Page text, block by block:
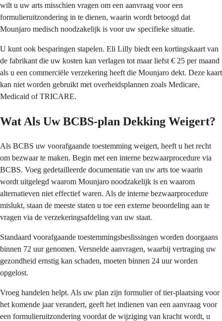
wilt u uw arts misschien vragen om een aanvraag voor een
formulieruitzondering in te dienen, waarin wordt betoogd dat
Mounjaro medisch noodzakelijk is voor uw specifieke situatie.
U kunt ook besparingen stapelen. Eli Lilly biedt een kortingskaart van
de fabrikant die uw kosten kan verlagen tot maar liefst € 25 per maand
als u een commerciële verzekering heeft die Mounjaro dekt. Deze kaart
kan niet worden gebruikt met overheidsplannen zoals Medicare,
Medicaid of TRICARE.
Wat Als Uw BCBS-plan Dekking Weigert?
Als BCBS uw voorafgaande toestemming weigert, heeft u het recht
om bezwaar te maken. Begin met een interne bezwaarprocedure via
BCBS. Voeg gedetailleerde documentatie van uw arts toe waarin
wordt uitgelegd waarom Mounjaro noodzakelijk is en waarom
alternatieven niet effectief waren. Als de interne bezwaarprocedure
mislukt, staan de meeste staten u toe een externe beoordeling aan te
vragen via de verzekeringsafdeling van uw staat.
Standaard voorafgaande toestemmingsbeslissingen worden doorgaans
binnen 72 uur genomen. Versnelde aanvragen, waarbij vertraging uw
gezondheid ernstig kan schaden, moeten binnen 24 uur worden
opgelost.
Vroeg handelen helpt. Als uw plan zijn formulier of tier-plaatsing voor
het komende jaar verandert, geeft het indienen van een aanvraag voor
een formulieruitzondering voordat de wijziging van kracht wordt, u